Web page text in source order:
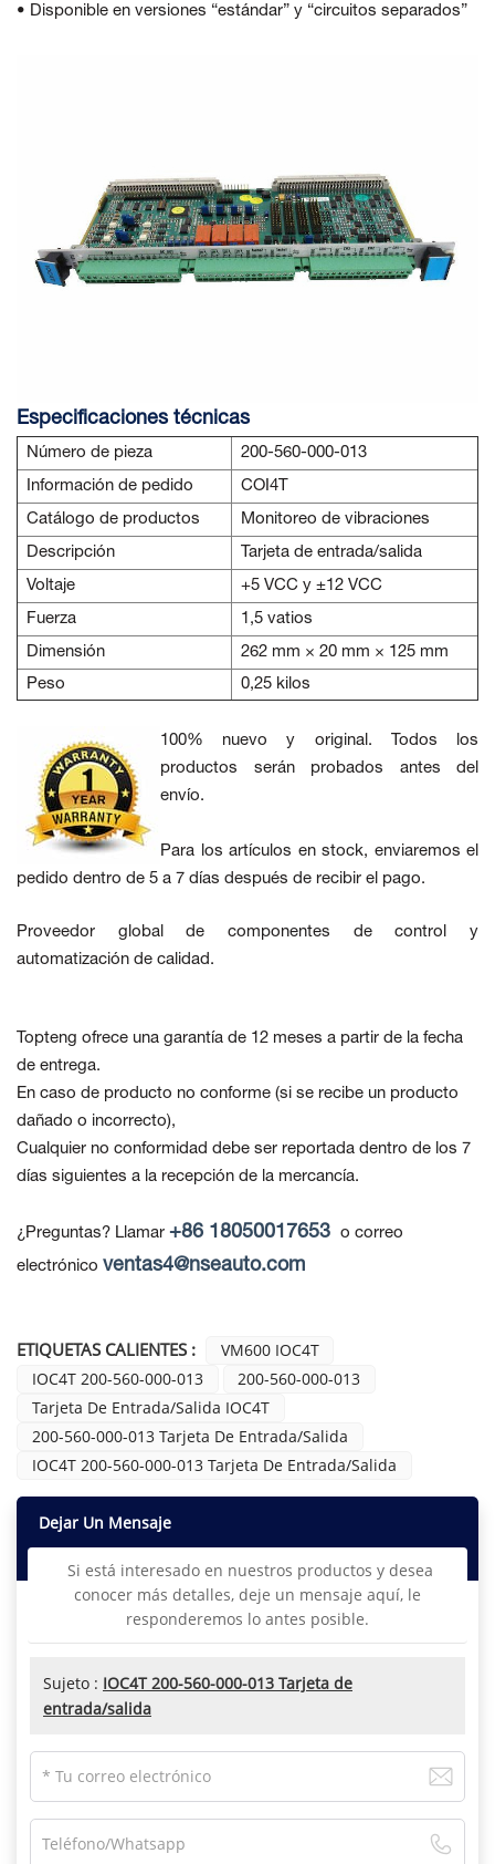
• Disponible en versiones “estándar” y “circuitos separados”
Especificaciones técnicas
Número de pieza 200-560-000-013
Información de pedido COI4T
Catálogo de productos Monitoreo de vibraciones
Descripción Tarjeta de entrada/salida
Voltaje +5 VCC y ±12 VCC
Fuerza 1,5 vatios
Dimensión 262 mm × 20 mm × 125 mm
Peso 0,25 kilos
100% nuevo y original. Todos los
productos serán probados antes del
envío.
Para los artículos en stock, enviaremos el
pedido dentro de 5 a 7 días después de recibir el pago.
Proveedor global de componentes de control y
automatización de calidad.
Topteng ofrece una garantía de 12 meses a partir de la fecha
de entrega.
En caso de producto no conforme (si se recibe un producto
dañado o incorrecto),
Cualquier no conformidad debe ser reportada dentro de los 7
días siguientes a la recepción de la mercancía.
¿Preguntas? Llamar +86 18050017653 o correo
electrónico ventas4@nseauto.com
ETIQUETAS CALIENTES :
VM600 IOC4T
IOC4T 200-560-000-013
200-560-000-013
Tarjeta De Entrada/salida IOC4T
200-560-000-013 Tarjeta De Entrada/salida
IOC4T 200-560-000-013 Tarjeta De Entrada/salida
Dejar Un Mensaje
Si está interesado en nuestros productos y desea
conocer más detalles, deje un mensaje aquí, le
responderemos lo antes posible.
Sujeto : IOC4T 200-560-000-013 Tarjeta de
entrada/salida